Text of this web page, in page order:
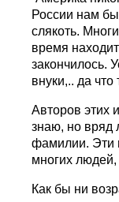
России нам
слякоть.
время
закончилось.
внуки,.. да что
Авторов этих
знаю, но вряд
фамилии. Эти
многих
Как бы ни